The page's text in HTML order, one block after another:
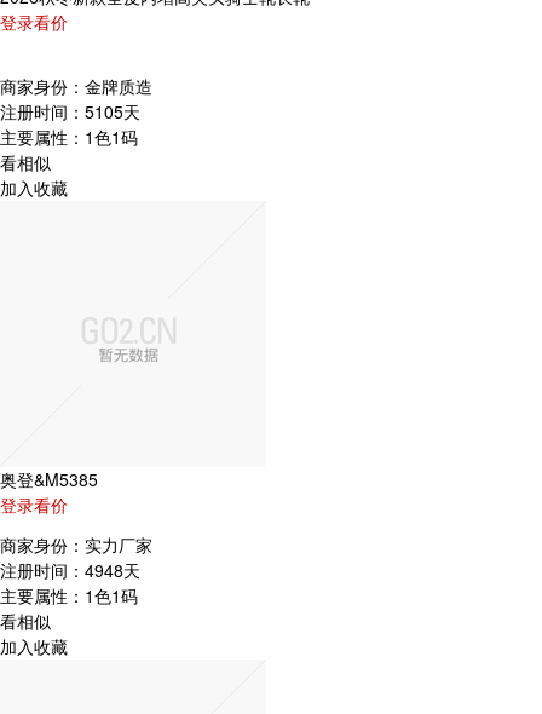
登录看价
商家身份： 金牌质造
注册时间： 5105天
主要属性： 1色1码
看相似
加入收藏
奥登&M5385
登录看价
商家身份： 实力厂家
注册时间： 4948天
主要属性： 1色1码
看相似
加入收藏